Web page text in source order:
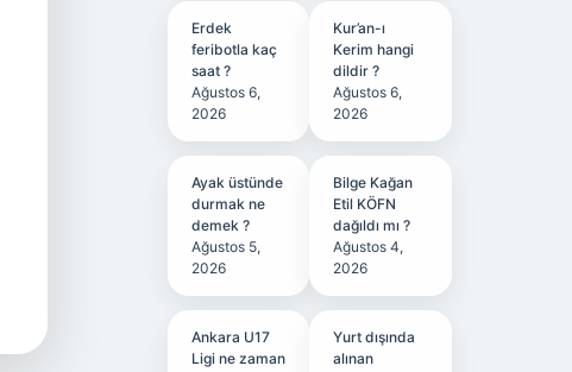
Erdek
feribotla kaç
saat ?
Ağustos 6,
2026
Kur’an-ı
Kerim hangi
dildir ?
Ağustos 6,
2026
Ayak üstünde
durmak ne
demek ?
Ağustos 5,
2026
Bilge Kağan
Etil KÖFN
dağıldı mı ?
Ağustos 4,
2026
Ankara U17
Ligi ne zaman
Yurt dışında
alınan